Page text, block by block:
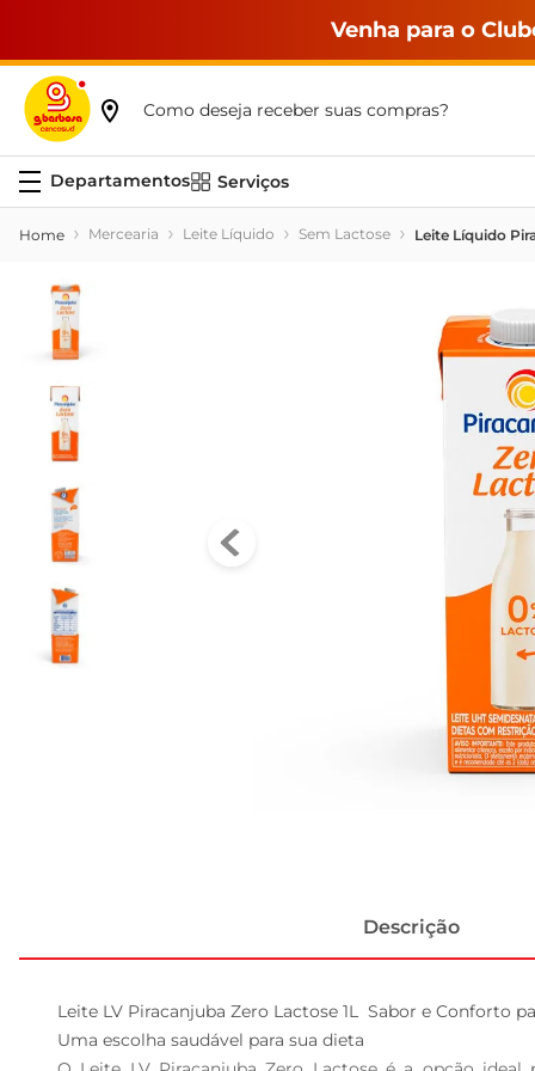
Venha para o
Como deseja receber suas compras?
Serviços
Mercearia Leite Líquido Sem Lactose Leite Líquido
Descrição
Leite LV Piracanjuba Zero Lactose 1L  Sabor e Conforto
Uma escolha saudável para sua dieta